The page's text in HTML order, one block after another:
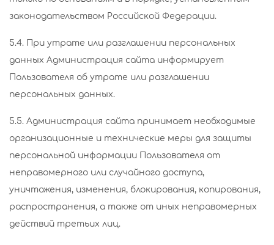
законодательством Российской Федерации.
5.4. При утрате или разглашении персональных
данных Администрация сайта информирует
Пользователя об утрате или разглашении
персональных данных.
5.5. Администрация сайта принимает необходимые
организационные и технические меры для защиты
персональной информации Пользователя от
неправомерного или случайного доступа,
уничтожения, изменения, блокирования, копирования,
распространения, а также от иных неправомерных
действий третьих лиц.